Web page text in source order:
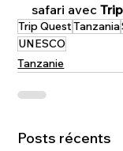
safari avec
Trip QuestTanzania
UNESCO
Tanzanie
Posts récents